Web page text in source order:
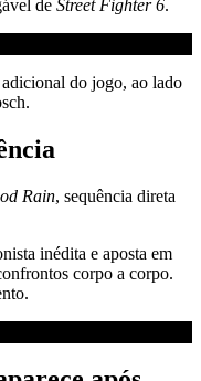
de Street Fighter 6.
do jogo, ao lado
Rain, sequência direta
inédita e aposta em
corpo a corpo.